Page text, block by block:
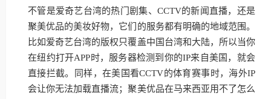
不管是爱奇艺台湾的热门剧集、CCTV的新闻直播，还是
聚美优品的美妆好物，它们的服务都有明确的地域范围。
比如爱奇艺台湾的版权只覆盖中国台湾和大陆，所以当你
在纽约打开APP时，服务器检测到你的IP来自美国，就会
直接拦截。同样，在美国看CCTV的体育赛事时，海外IP
会让你无法加载直播流；聚美优品在马来西亚用不了怎么